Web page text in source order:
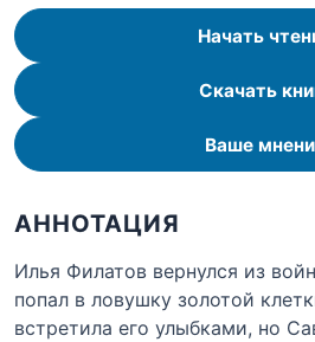
Начать
Скачать
Ваше
АННОТАЦИЯ
Илья Филатов вернулся из
попал в ловушку золотой
встретила его улыбками, но